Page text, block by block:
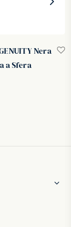
Nera
a Sfera